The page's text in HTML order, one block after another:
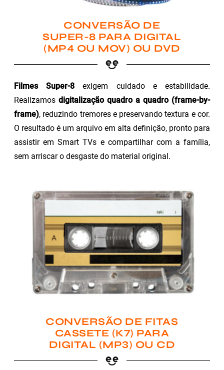
CONVERSÃO DE
SUPER-8 PARA DIGITAL
(MP4 OU MOV) OU DVD
Filmes Super-8 exigem cuidado e estabilidade.
Realizamos digitalização quadro a quadro (frame-by-
frame), reduzindo tremores e preservando textura e cor.
O resultado é um arquivo em alta definição, pronto para
assistir em Smart TVs e compartilhar com a família,
sem arriscar o desgaste do material original.
CONVERSÃO DE FITAS
CASSETE (K7) PARA
DIGITAL (MP3) OU CD